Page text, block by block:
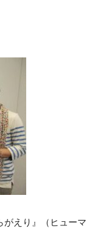
がえり』（ヒューマ